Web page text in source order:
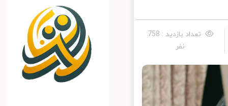
تعداد بازدید : 758
نفر